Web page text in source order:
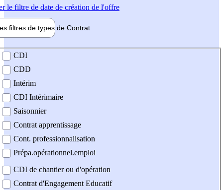
le filtre de date de création de l'offre
filtres de types de Contrat
contrat
CDI
CDD
Intérim
CDI Intérimaire
Saisonnier
Contrat apprentissage
Cont. professionnalisation
Prépa.opérationnel.emploi
CDI de chantier ou d'opération
Contrat d'Engagement Educatif